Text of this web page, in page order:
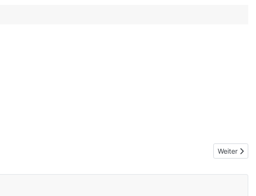
Nächster
Weiter